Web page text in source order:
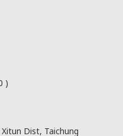
)
Dist, Taichung